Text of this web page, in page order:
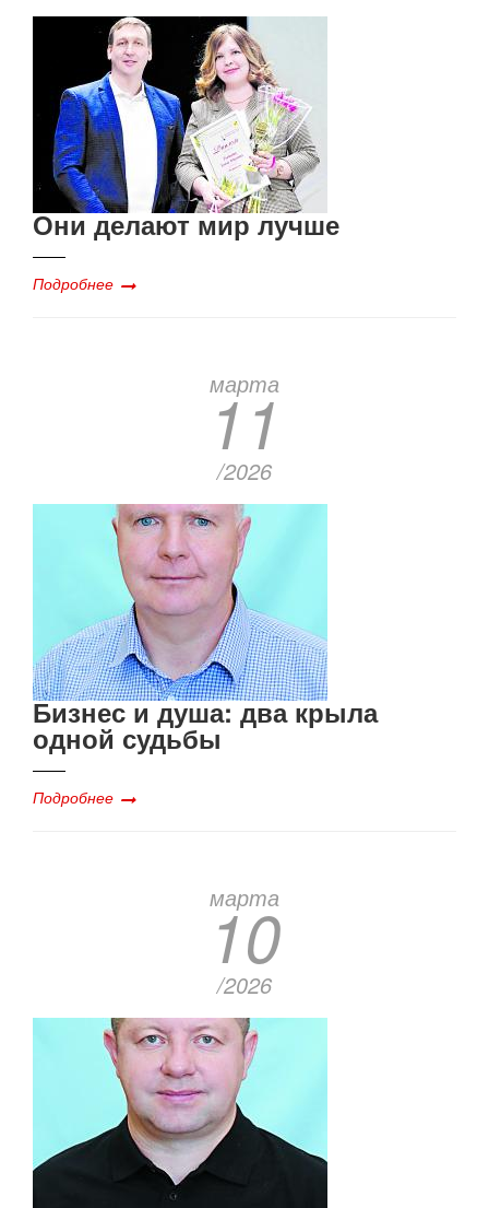
Они делают мир лучше
Подробнее
марта
11
/2026
Бизнес и душа: два крыла
одной судьбы
Подробнее
марта
10
/2026